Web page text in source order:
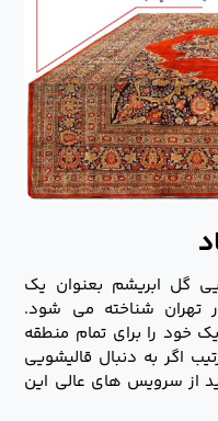
گل ابریشم بعنوان یک
تهران شناخته می شود.
خود را برای تمام منطقه
اگر به دنبال قالیشویی
از سرویس های عالی این